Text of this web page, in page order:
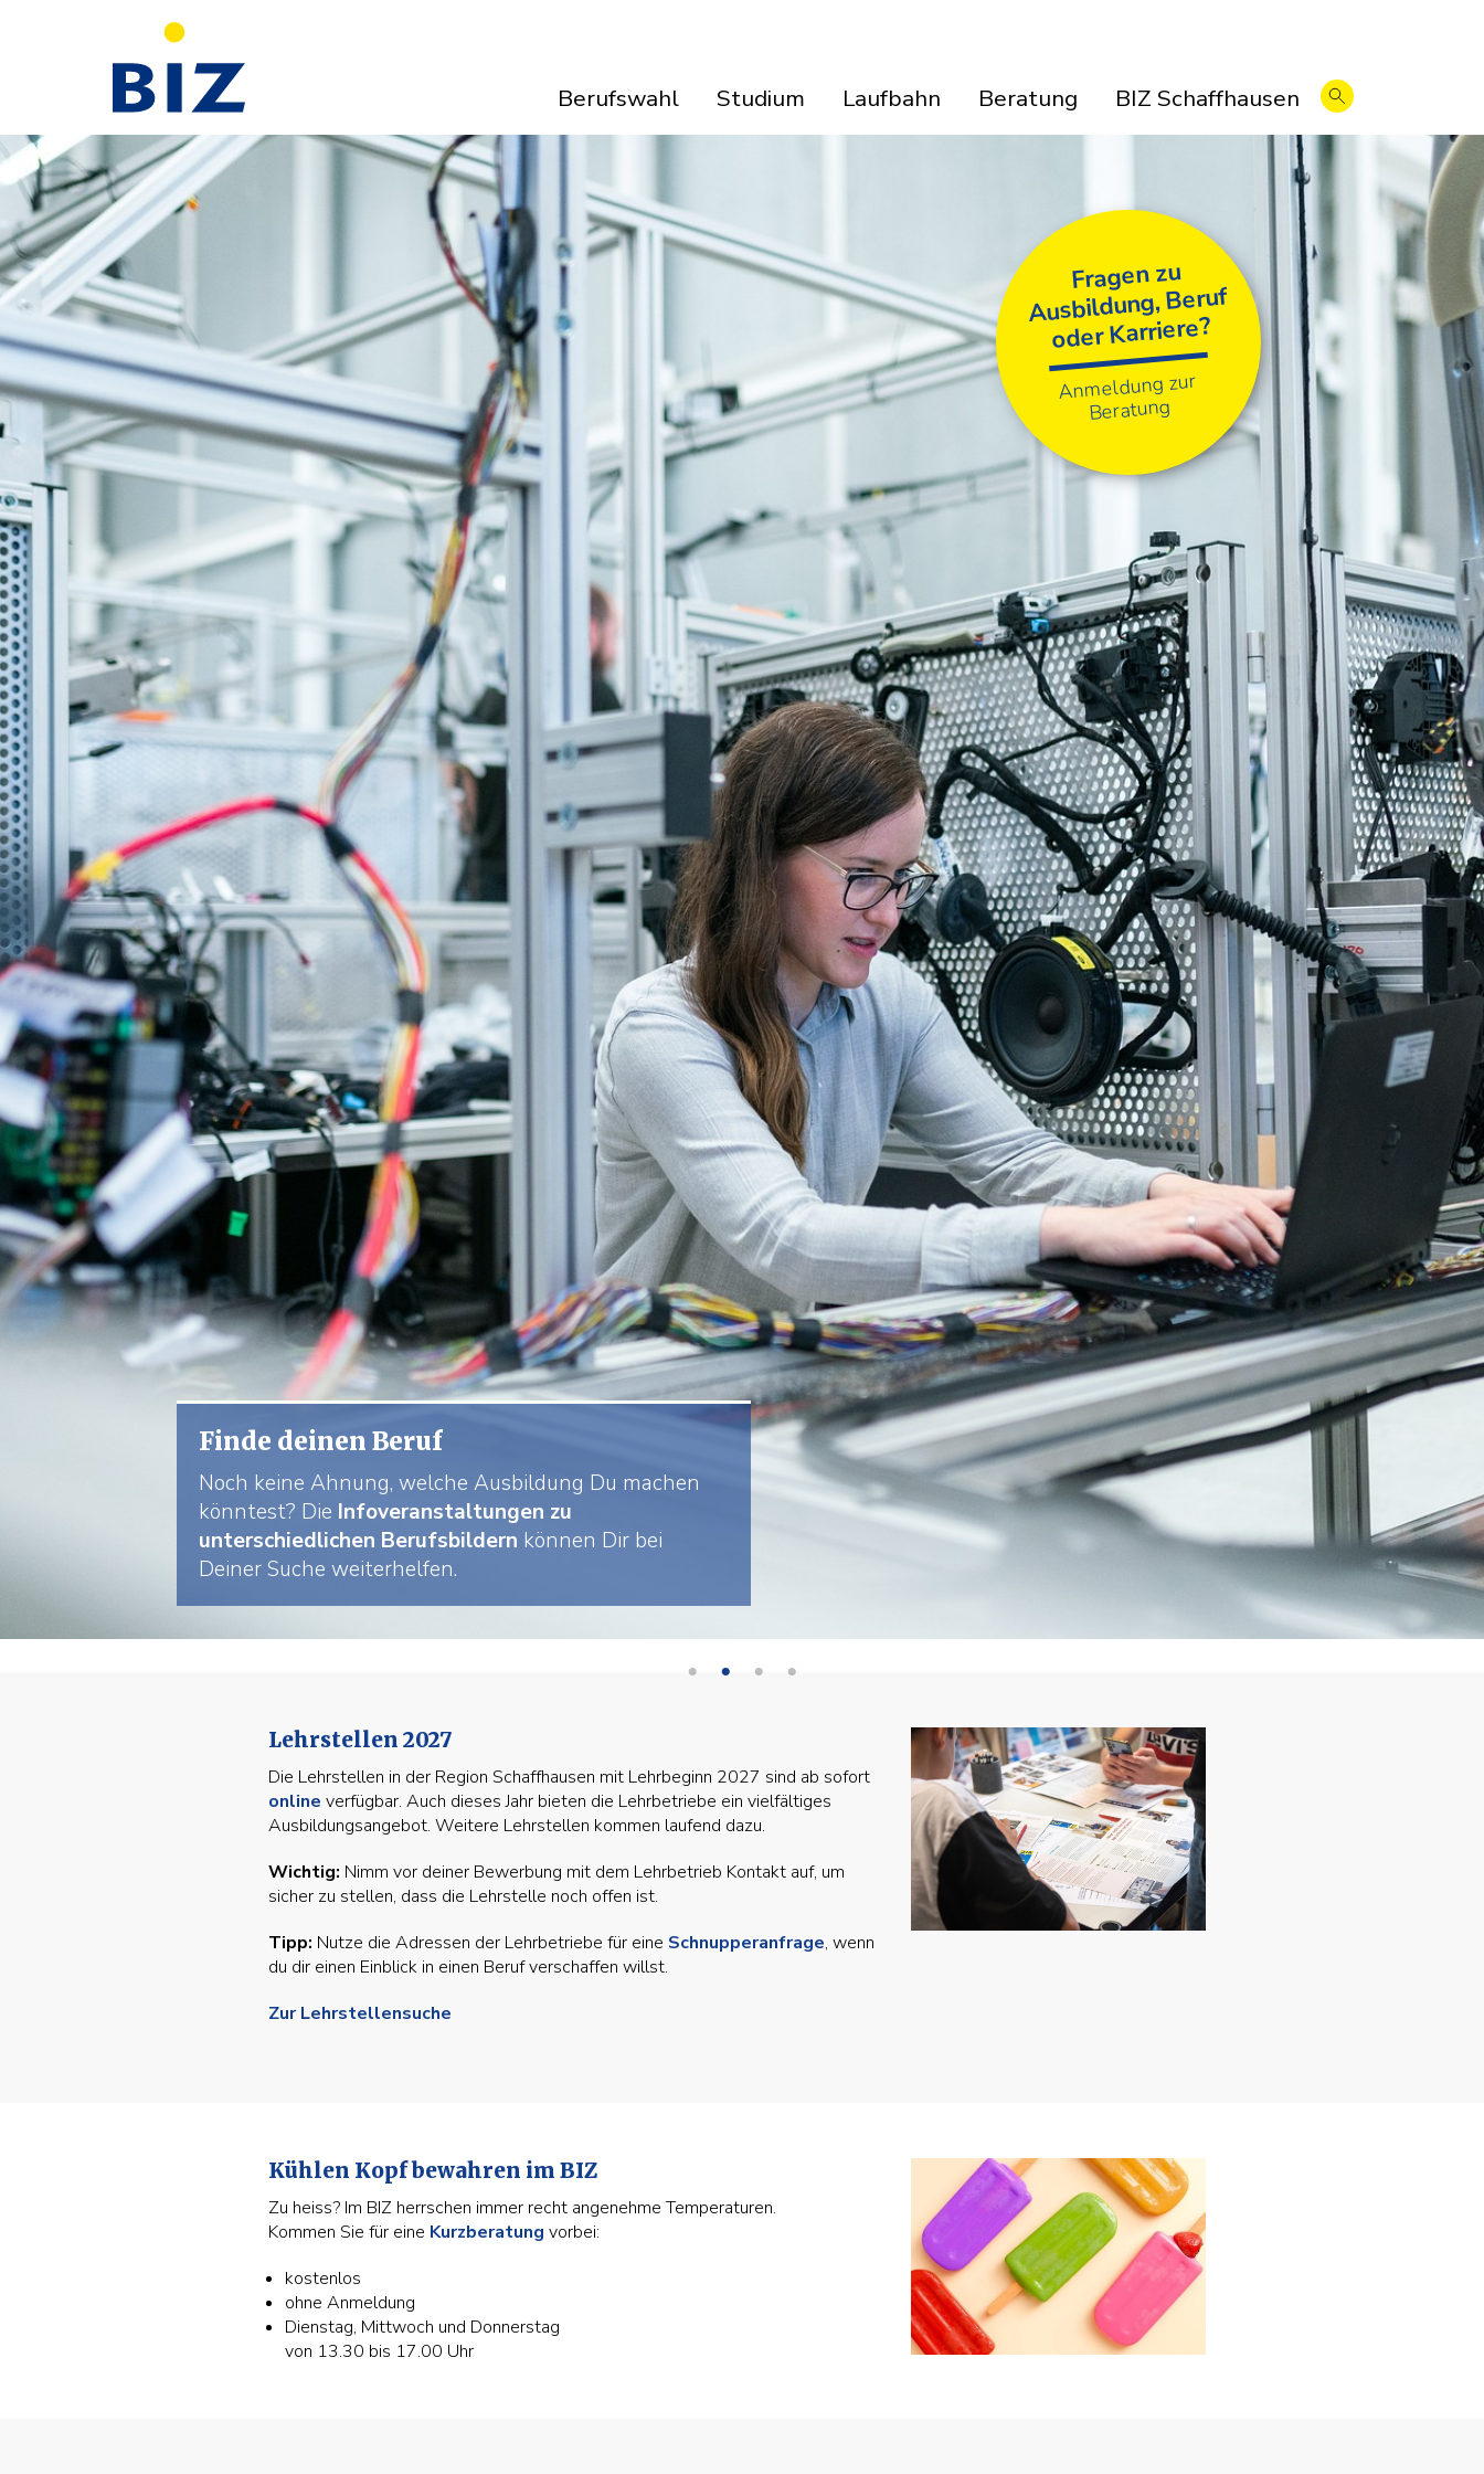
Berufswahl Studium Laufbahn Beratung BIZ Schaffhausen
Fragen zu
Ausbildung, Beruf
oder Karriere?
Anmeldung zur
Beratung
Finde deinen Beruf
Noch keine Ahnung, welche Ausbildung Du machen
könntest? Die Infoveranstaltungen zu
unterschiedlichen Berufsbildern können Dir bei
Deiner Suche weiterhelfen.
Lehrstellen 2027
Die Lehrstellen in der Region Schaffhausen mit Lehrbeginn 2027 sind ab sofort
online verfügbar. Auch dieses Jahr bieten die Lehrbetriebe ein vielfältiges
Ausbildungsangebot. Weitere Lehrstellen kommen laufend dazu.
Wichtig: Nimm vor deiner Bewerbung mit dem Lehrbetrieb Kontakt auf, um
sicher zu stellen, dass die Lehrstelle noch offen ist.
Tipp: Nutze die Adressen der Lehrbetriebe für eine Schnupperanfrage, wenn
du dir einen Einblick in einen Beruf verschaffen willst.
Zur Lehrstellensuche
Kühlen Kopf bewahren im BIZ
Zu heiss? Im BIZ herrschen immer recht angenehme Temperaturen.
Kommen Sie für eine Kurzberatung vorbei:
kostenlos
ohne Anmeldung
Dienstag, Mittwoch und Donnerstag
von 13.30 bis 17.00 Uhr